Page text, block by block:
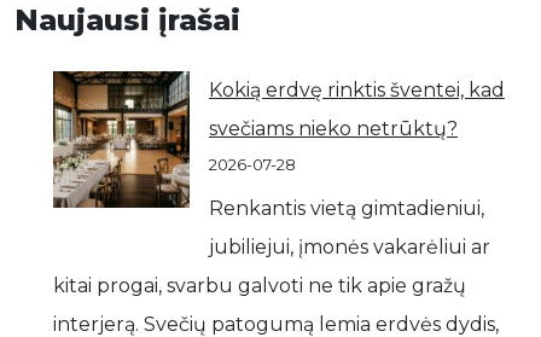
Naujausi įrašai
Kokią erdvę rinktis šventei, kad
svečiams nieko netrūktų?
2026-07-28
Renkantis vietą gimtadieniui,
jubiliejui, įmonės vakarėliui ar
kitai progai, svarbu galvoti ne tik apie gražų
interjerą. Svečių patogumą lemia erdvės dydis,